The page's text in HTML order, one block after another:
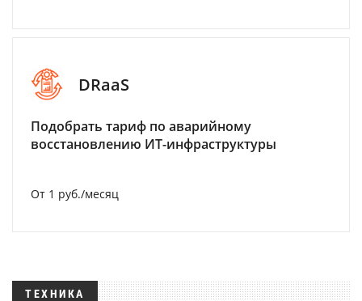
DRaaS
Подобрать тариф по аварийному
восстановлению ИТ-инфраструктуры
От 1 руб./месяц
ТЕХНИКА